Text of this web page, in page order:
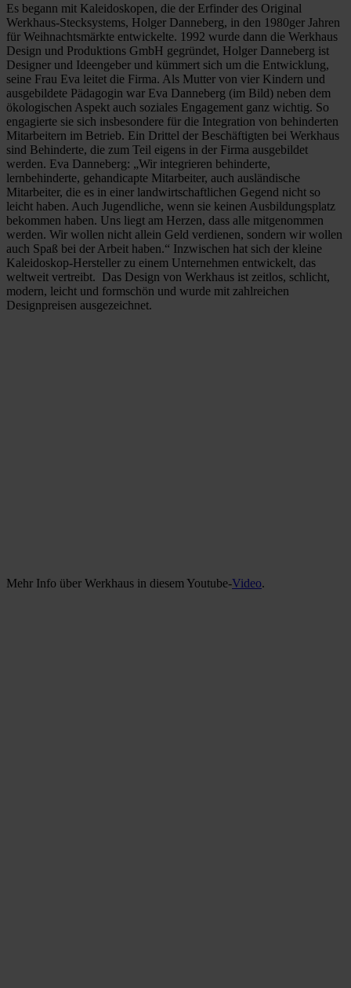
Es begann mit Kaleidoskopen, die der Erfinder des Original
Werkhaus-Stecksystems, Holger Danneberg, in den 1980ger Jahren
für Weihnachtsmärkte entwickelte. 1992 wurde dann die Werkhaus
Design und Produktions GmbH gegründet, Holger Danneberg ist
Designer und Ideengeber und kümmert sich um die Entwicklung,
seine Frau Eva leitet die Firma. Als Mutter von vier Kindern und
ausgebildete Pädagogin war Eva Danneberg (im Bild) neben dem
ökologischen Aspekt auch soziales Engagement ganz wichtig. So
engagierte sie sich insbesondere für die Integration von behinderten
Mitarbeitern im Betrieb. Ein Drittel der Beschäftigten bei Werkhaus
sind Behinderte, die zum Teil eigens in der Firma ausgebildet
werden. Eva Danneberg: „Wir integrieren behinderte,
lernbehinderte, gehandicapte Mitarbeiter, auch ausländische
Mitarbeiter, die es in einer landwirtschaftlichen Gegend nicht so
leicht haben. Auch Jugendliche, wenn sie keinen Ausbildungsplatz
bekommen haben. Uns liegt am Herzen, dass alle mitgenommen
werden. Wir wollen nicht allein Geld verdienen, sondern wir wollen
auch Spaß bei der Arbeit haben.“ Inzwischen hat sich der kleine
Kaleidoskop-Hersteller zu einem Unternehmen entwickelt, das
weltweit vertreibt. Das Design von Werkhaus ist zeitlos, schlicht,
modern, leicht und formschön und wurde mit zahlreichen
Designpreisen ausgezeichnet.
Mehr Info über Werkhaus in diesem Youtube-Video.